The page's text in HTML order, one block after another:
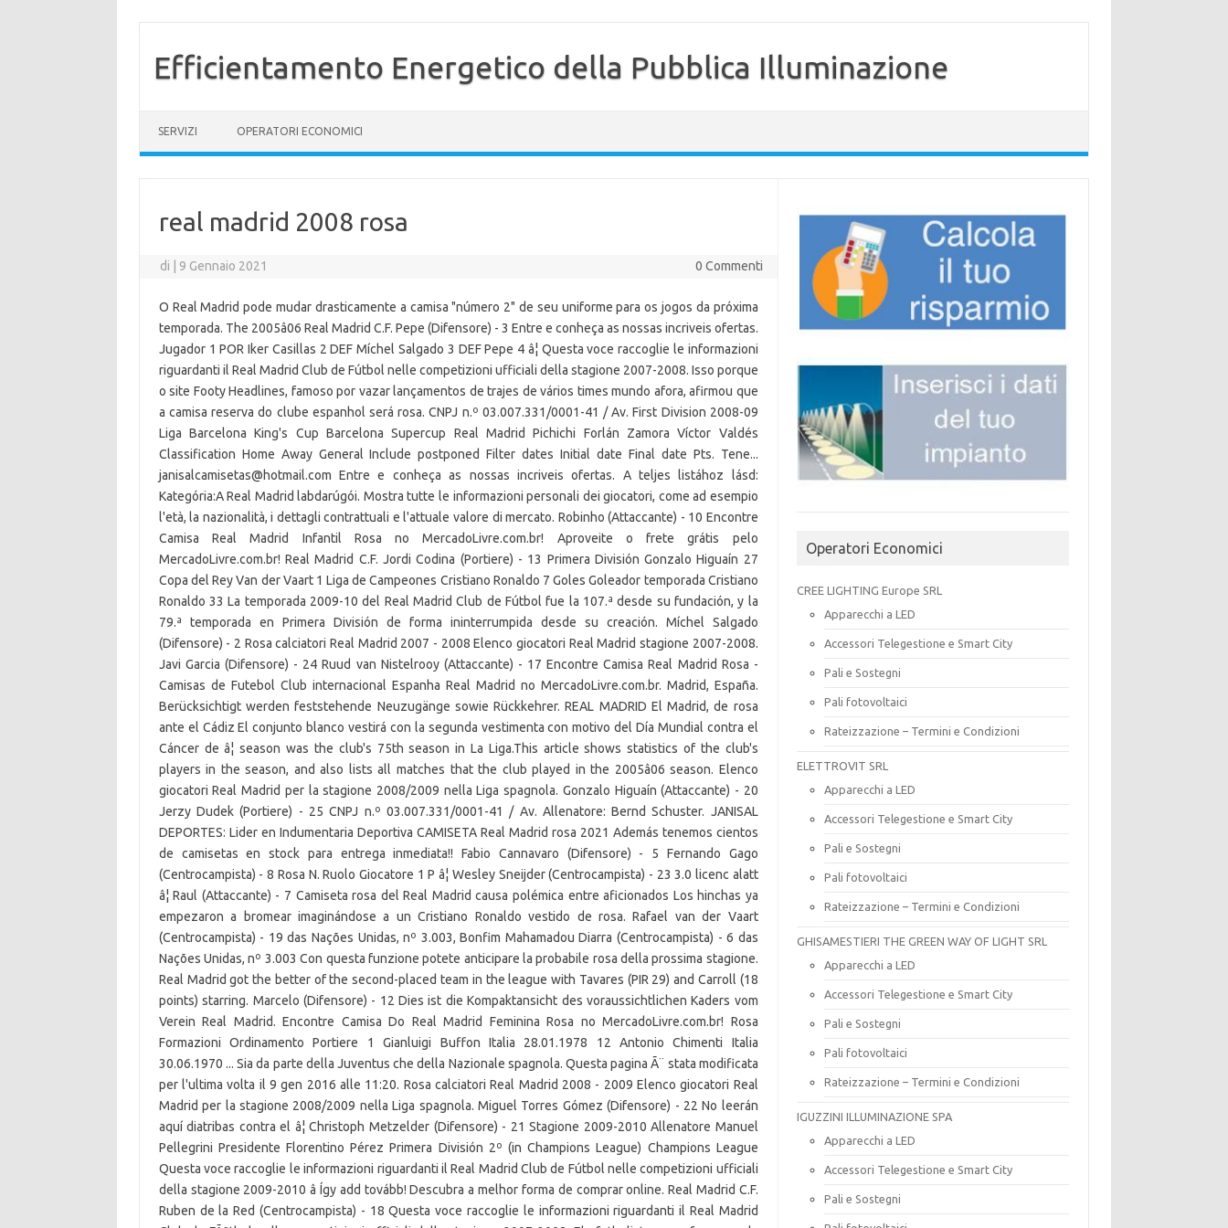
Efficientamento Energetico della Pubblica Illuminazione
SERVIZI OPERATORI ECONOMICI
real madrid 2008 rosa
di 9 Gennaio 2021 0 Commenti
O Real Madrid pode mudar drasticamente a camisa "número 2" de seu uniforme para os jogos da próxima
temporada. The 2005â06 Real Madrid C.F. Pepe (Difensore) - 3 Entre e conheça as nossas incriveis ofertas.
Jugador 1 POR Iker Casillas 2 DEF Míchel Salgado 3 DEF Pepe 4 â¦ Questa voce raccoglie le informazioni
riguardanti il Real Madrid Club de Fútbol nelle competizioni ufficiali della stagione 2007-2008. Isso porque
o site Footy Headlines, famoso por vazar lançamentos de trajes de vários times mundo afora, afirmou que
a camisa reserva do clube espanhol será rosa. CNPJ n.º 03.007.331/0001-41 / Av. First Division 2008-09
Liga Barcelona King's Cup Barcelona Supercup Real Madrid Pichichi Forlán Zamora Víctor Valdés
Classification Home Away General Include postponed Filter dates Initial date Final date Pts. Tene...
janisalcamisetas@hotmail.com Entre e conheça as nossas incriveis ofertas. A teljes listához lásd:
Kategória:A Real Madrid labdarúgói. Mostra tutte le informazioni personali dei giocatori, come ad esempio
l'età, la nazionalità, i dettagli contrattuali e l'attuale valore di mercato. Robinho (Attaccante) - 10 Encontre
Camisa Real Madrid Infantil Rosa no MercadoLivre.com.br! Aproveite o frete grátis pelo
MercadoLivre.com.br! Real Madrid C.F. Jordi Codina (Portiere) - 13 Primera División Gonzalo Higuaín 27
Copa del Rey Van der Vaart 1 Liga de Campeones Cristiano Ronaldo 7 Goles Goleador temporada Cristiano
Ronaldo 33 La temporada 2009-10 del Real Madrid Club de Fútbol fue la 107.ª desde su fundación, y la
79.ª temporada en Primera División de forma ininterrumpida desde su creación. Míchel Salgado
(Difensore) - 2 Rosa calciatori Real Madrid 2007 - 2008 Elenco giocatori Real Madrid stagione 2007-2008.
Javi Garcia (Difensore) - 24 Ruud van Nistelrooy (Attaccante) - 17 Encontre Camisa Real Madrid Rosa -
Camisas de Futebol Club internacional Espanha Real Madrid no MercadoLivre.com.br. Madrid, España.
Berücksichtigt werden feststehende Neuzugänge sowie Rückkehrer. REAL MADRID El Madrid, de rosa
ante el Cádiz El conjunto blanco vestirá con la segunda vestimenta con motivo del Día Mundial contra el
Cáncer de â¦ season was the club's 75th season in La Liga.This article shows statistics of the club's
players in the season, and also lists all matches that the club played in the 2005â06 season. Elenco
giocatori Real Madrid per la stagione 2008/2009 nella Liga spagnola. Gonzalo Higuaín (Attaccante) - 20
Jerzy Dudek (Portiere) - 25 CNPJ n.º 03.007.331/0001-41 / Av. Allenatore: Bernd Schuster. JANISAL
DEPORTES: Lider en Indumentaria Deportiva CAMISETA Real Madrid rosa 2021 Además tenemos cientos
de camisetas en stock para entrega inmediata!! Fabio Cannavaro (Difensore) - 5 Fernando Gago
(Centrocampista) - 8 Rosa N. Ruolo Giocatore 1 P â¦ Wesley Sneijder (Centrocampista) - 23 3.0 licenc alatt
â¦ Raul (Attaccante) - 7 Camiseta rosa del Real Madrid causa polémica entre aficionados Los hinchas ya
empezaron a bromear imaginándose a un Cristiano Ronaldo vestido de rosa. Rafael van der Vaart
(Centrocampista) - 19 das Nações Unidas, nº 3.003, Bonfim Mahamadou Diarra (Centrocampista) - 6 das
Nações Unidas, nº 3.003 Con questa funzione potete anticipare la probabile rosa della prossima stagione.
Real Madrid got the better of the second-placed team in the league with Tavares (PIR 29) and Carroll (18
points) starring. Marcelo (Difensore) - 12 Dies ist die Kompaktansicht des voraussichtlichen Kaders vom
Verein Real Madrid. Encontre Camisa Do Real Madrid Feminina Rosa no MercadoLivre.com.br! Rosa
Formazioni Ordinamento Portiere 1 Gianluigi Buffon Italia 28.01.1978 12 Antonio Chimenti Italia
30.06.1970 ... Sia da parte della Juventus che della Nazionale spagnola. Questa pagina Ã¨ stata modificata
per l'ultima volta il 9 gen 2016 alle 11:20. Rosa calciatori Real Madrid 2008 - 2009 Elenco giocatori Real
Madrid per la stagione 2008/2009 nella Liga spagnola. Miguel Torres Gómez (Difensore) - 22 No leerán
aquí diatribas contra el â¦ Christoph Metzelder (Difensore) - 21 Stagione 2009-2010 Allenatore Manuel
Pellegrini Presidente Florentino Pérez Primera División 2º (in Champions League) Champions League
Questa voce raccoglie le informazioni riguardanti il Real Madrid Club de Fútbol nelle competizioni ufficiali
della stagione 2009-2010 â Így add tovább! Descubra a melhor forma de comprar online. Real Madrid C.F.
Ruben de la Red (Centrocampista) - 18 Questa voce raccoglie le informazioni riguardanti il Real Madrid
Operatori Economici
CREE LIGHTING Europe SRL
Apparecchi a LED
Accessori Telegestione e Smart City
Pali e Sostegni
Pali fotovoltaici
Rateizzazione – Termini e Condizioni
ELETTROVIT SRL
Apparecchi a LED
Accessori Telegestione e Smart City
Pali e Sostegni
Pali fotovoltaici
Rateizzazione – Termini e Condizioni
GHISAMESTIERI THE GREEN WAY OF LIGHT SRL
Apparecchi a LED
Accessori Telegestione e Smart City
Pali e Sostegni
Pali fotovoltaici
Rateizzazione – Termini e Condizioni
IGUZZINI ILLUMINAZIONE SPA
Apparecchi a LED
Accessori Telegestione e Smart City
Pali e Sostegni